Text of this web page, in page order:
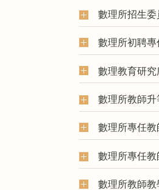
數理所招生
數理所初聘專
數理教育研
數理所教師升
數理所專任教
數理所專任教
數理所教師教